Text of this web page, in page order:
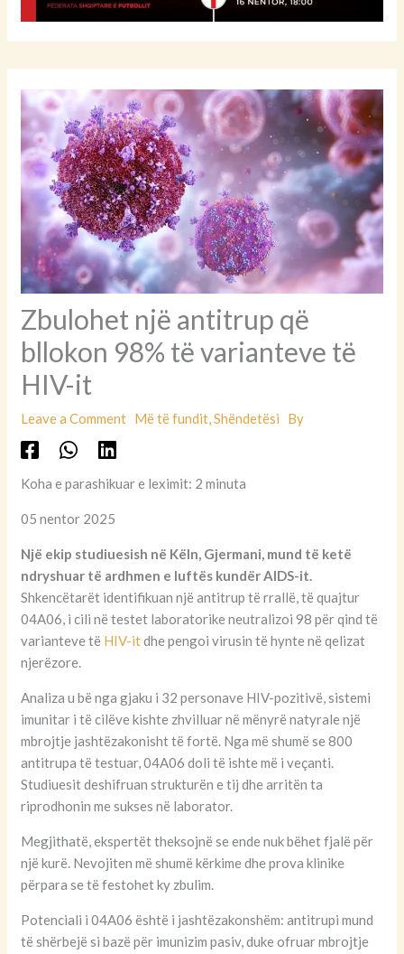
Zbulohet një antitrup që
bllokon 98% të varianteve të
HIV-it
Leave a Comment Më të fundit,Shëndetësi By
Koha e parashikuar e leximit: 2 minuta
05 nentor 2025
Një ekip studiuesish në Këln, Gjermani, mund të ketë
ndryshuar të ardhmen e luftës kundër AIDS-it.
Shkencëtarët identifikuan një antitrup të rrallë, të quajtur
04A06, i cili në testet laboratorike neutralizoi 98 për qind të
varianteve të HIV-itdhe pengoi virusin të hynte në qelizat
njerëzore.
Analiza u bë nga gjaku i 32 personave HIV-pozitivë, sistemi
imunitar i të cilëve kishte zhvilluar në mënyrë natyrale një
mbrojtje jashtëzakonisht të fortë. Nga më shumë se 800
antitrupa të testuar, 04A06 doli të ishte më i veçanti.
Studiuesit deshifruan strukturën e tij dhe arritën ta
riprodhonin me sukses në laborator.
Megjithatë, ekspertët theksojnë se ende nuk bëhet fjalë për
një kurë. Nevojiten më shumë kërkime dhe prova klinike
përpara se të festohet ky zbulim.
Potenciali i 04A06 është i jashtëzakonshëm: antitrupi mund
të shërbejë si bazë për imunizim pasiv, duke ofruar mbrojtje